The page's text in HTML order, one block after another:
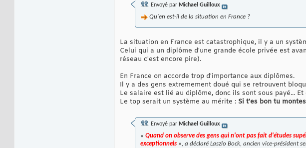
Envoyé par Michael Guilloux
Qu'en est-il de la situation en France ?
La situation en France est catastrophique, il y a un
Celui qui a un diplôme d'une grande école privée est
réseau c'est encore pire).
En France on accorde trop d'importance aux diplômes.
Il y a des gens extremement doué qui se retrouvent
Le salaire est lié au diplôme, donc ils sont sous payé...
Le top serait un système au mérite : Si t'es bon tu montes
Envoyé par Michael Guilloux
« Quand on observe des gens qui n'ont pas fait d'études
exceptionnels », a déclaré Laszlo Bock, ancien vice-président